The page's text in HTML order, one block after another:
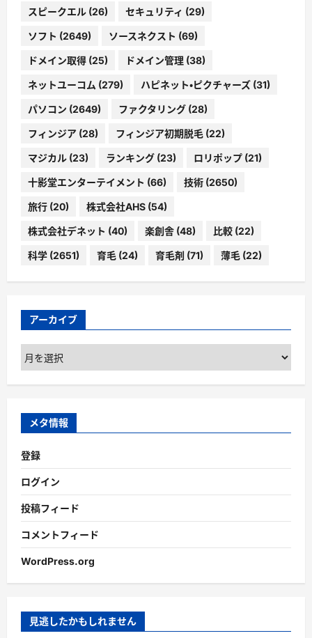
スピークエル (26) セキュリティ (29)
ソフト (2649) ソースネクスト (69)
ドメイン取得 (25) ドメイン管理 (38)
ネットユーコム (279) ハピネット・ピクチャーズ (31)
パソコン (2649) ファクタリング (28)
フィンジア (28) フィンジア初期脱毛 (22)
マジカル (23) ランキング (23) ロリポップ (21)
十影堂エンターテイメント (66) 技術 (2650)
旅行 (20) 株式会社AHS (54)
株式会社デネット (40) 楽創舎 (48) 比較 (22)
科学 (2651) 育毛 (24) 育毛剤 (71) 薄毛 (22)
アーカイブ
ア
ー
カ
ブ
メタ情報
登録
ログイン
投稿フィード
コメントフィード
WordPress.org
見逃したかもしれません